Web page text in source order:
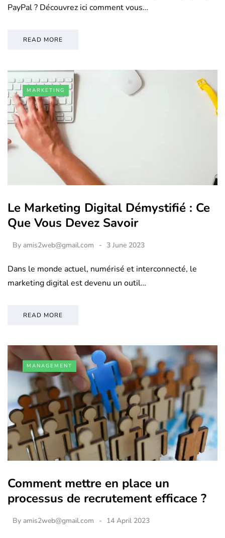
PayPal ? Découvrez ici comment vous…
READ MORE
MARKETING
Le Marketing Digital Démystifié : Ce
Que Vous Devez Savoir
By amis2web@gmail.com 3 June 2023
Dans le monde actuel, numérisé et interconnecté, le
marketing digital est devenu un outil…
READ MORE
MANAGEMENT
Comment mettre en place un
processus de recrutement efficace ?
By amis2web@gmail.com 14 April 2023